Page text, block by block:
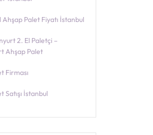
Ahşap Palet Fiyatı İstanbul
2. El Paletçi –
Ahşap Palet
Firması
Satışı İstanbul